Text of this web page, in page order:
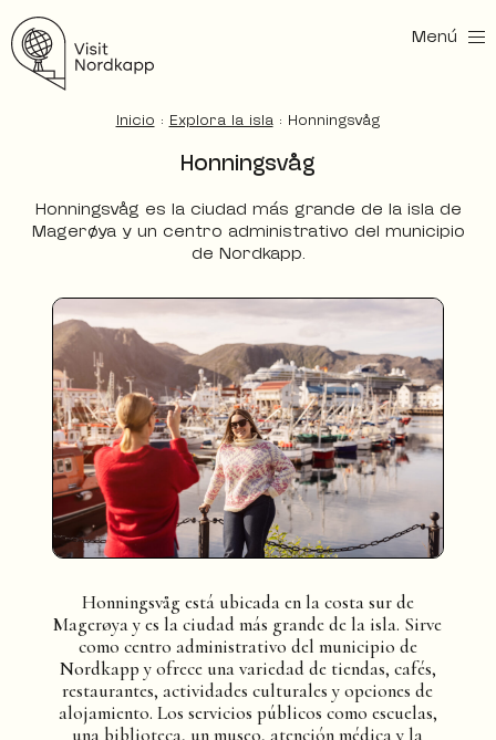
Menú
Inicio:Explora la isla: Honningsvåg
Honningsvåg
Honningsvåg es la ciudad más grande de la isla de
Magerøya y un centro administrativo del municipio
de Nordkapp.
Honningsvåg está ubicada en la costa sur de
Magerøya y es la ciudad más grande de la isla. Sirve
como centro administrativo del municipio de
Nordkapp y ofrece una variedad de tiendas, cafés,
restaurantes, actividades culturales y opciones de
alojamiento. Los servicios públicos como escuelas,